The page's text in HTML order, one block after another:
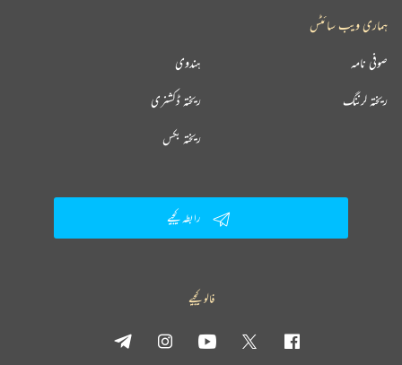
ہماری ویب سائٹس
ہندوی صوفی نامہ
ریختہ ڈکشنری ریختہ لرننگ
ریختہ بکس
رابطہ کیجیے
فالو کیجیے